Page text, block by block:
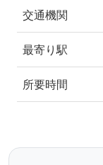
交通機関
最寄り駅
所要時間